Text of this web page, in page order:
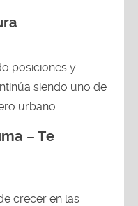
posiciones y
siendo uno de
urbano.
– Te
crecer en las